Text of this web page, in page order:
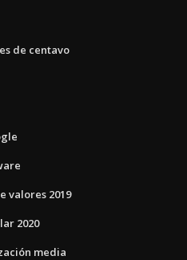
de centavo
valores 2019
2020
media